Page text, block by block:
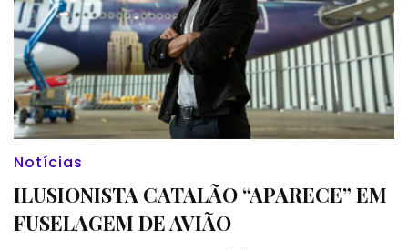
Notícias
ILUSIONISTA CATALÃO “APARECE” EM
FUSELAGEM DE AVIÃO